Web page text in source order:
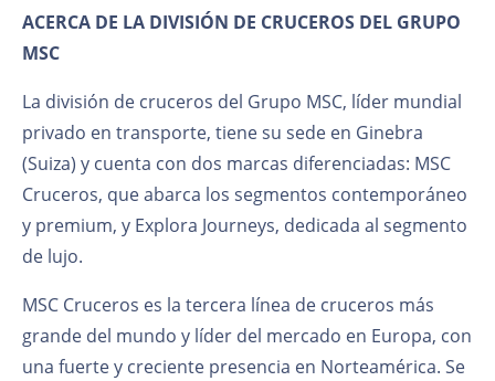
ACERCA DE LA DIVISIÓN DE CRUCEROS DEL GRUPO
MSC
La división de cruceros del Grupo MSC, líder mundial
privado en transporte, tiene su sede en Ginebra
(Suiza) y cuenta con dos marcas diferenciadas: MSC
Cruceros, que abarca los segmentos contemporáneo
y premium, y Explora Journeys, dedicada al segmento
de lujo.
MSC Cruceros es la tercera línea de cruceros más
grande del mundo y líder del mercado en Europa, con
una fuerte y creciente presencia en Norteamérica. Se